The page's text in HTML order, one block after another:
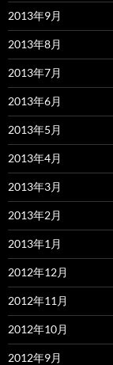
2013年9月
2013年8月
2013年7月
2013年6月
2013年5月
2013年4月
2013年3月
2013年2月
2013年1月
2012年12月
2012年11月
2012年10月
2012年9月